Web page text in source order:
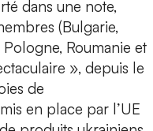
dans une note,
(Bulgarie,
Roumanie et
», depuis le
de
en place par l’UE